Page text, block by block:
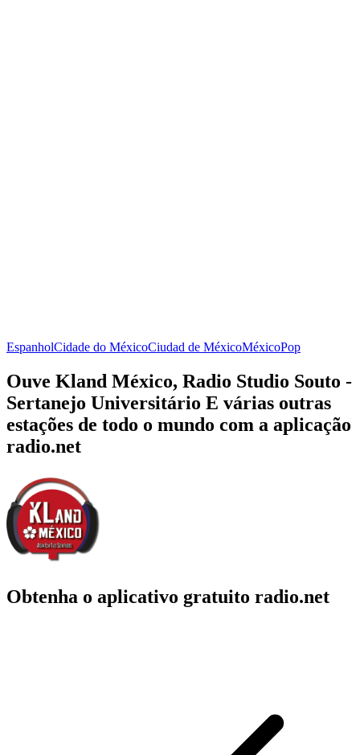
EspanholCidade do MéxicoCiudad de MéxicoMéxicoPop
Ouve Kland México, Radio Studio Souto -
Sertanejo Universitário E várias outras
estações de todo o mundo com a aplicação
radio.net
Obtenha o aplicativo gratuito radio.net